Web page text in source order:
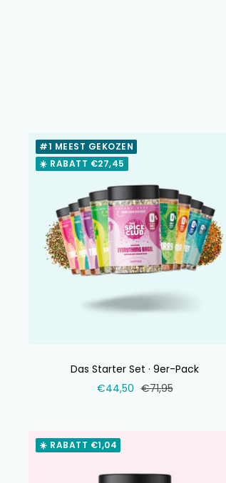
#1 MEEST GEKOZEN
☀️ RABATT €27,45
Das Starter Set · 9er-Pack
Verkaufspreis
€44,50 Normaler
€71,95
☀️ RABATT €1,04